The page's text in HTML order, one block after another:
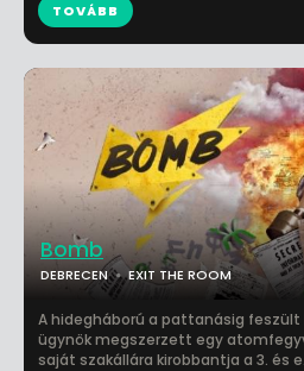
TOVÁBB
Bomb
DEBRECEN EXIT THE ROOM
A hidegháború a pattanásig
ügynök megszerzett egy
saját szakállára kirobbantja a 3. és